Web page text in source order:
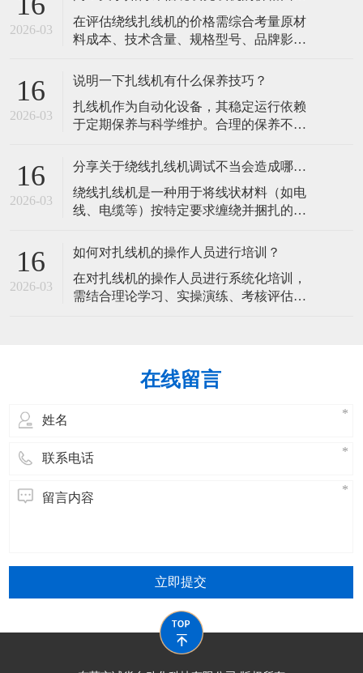
检查张紧机构是否松动，按设备手册调整
至推荐值。若皮带因长期使用已永久性拉
带表面摩擦
2026-03
​在评估绕线扎线机的价格需综合考量原材
料成本、技术含量、规格型号、品牌影响
场定位八大核心因素，以下为具体分析：​
控制系统等的质量直接影响设备性能与寿
命。进口高品质元器件或特殊材料（如耐
致价格差
16
2026-03
说明一下扎线机有什么保养技巧？
​扎线机作为自动化设备，其稳定运行依赖
于定期保养与科学维护。合理的保养不仅
捆扎精度和生产效率。以下是扎线机保养
养及操作规范等方面：​一、日常清洁与基
础维护清洁机身与工作区域每日清理：使
尘、线屑、
16
2026-03
分享关于绕线扎线机调试不当会造成哪些影响？
​绕线扎线机是一种用于将线状材料（如电
线、电缆等）按特定要求缠绕并捆扎的自
车、新能源等行业。接下来，小编总结一
下关于绕线扎线机调试不当可能对设备性
能、生产效率、产品质量及安全等方面造
成多方面的影响，具体如下：​一、设备性
16
2026-03
如何对扎线机的操作人员进行培训？
​在对扎线机的操作人员进行系统化培训，
需结合理论学习、实操演练、考核评估和
目标设定核心能力熟练操作扎线机（启
动、调试、参数设置、停机）。掌握日常
在线留言
立即提交